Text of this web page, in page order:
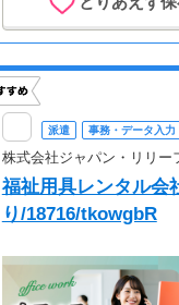
派遣 事務・データ入力
株式会社ジャパン・リリ
福祉用具レンタル会
り/18716/tkowgbR